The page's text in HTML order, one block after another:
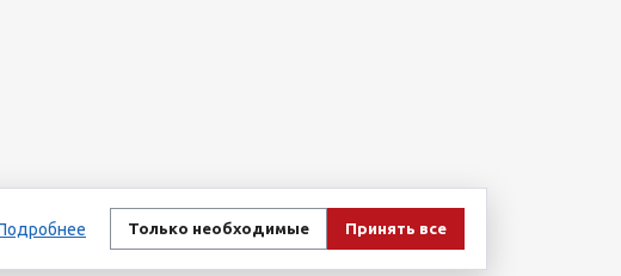
условиях не является публичной офертой, определяемой
о наличии и стоимости указанных товаров и (или) услуг,
Только необходимые Принять все